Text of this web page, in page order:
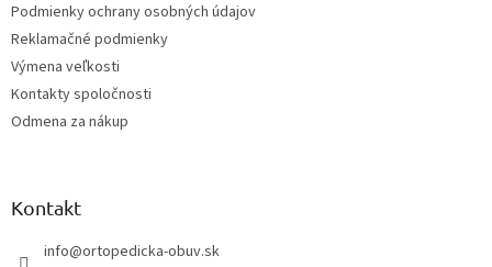
Podmienky ochrany osobných údajov
Reklamačné podmienky
Výmena veľkosti
Kontakty spoločnosti
Odmena za nákup
Kontakt
info@ortopedicka-obuv.sk